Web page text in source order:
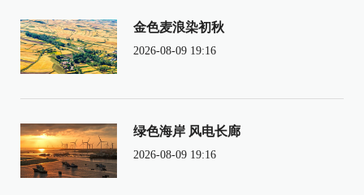
金色麦浪染初秋
2026-08-09 19:16
绿色海岸 风电长廊
2026-08-09 19:16